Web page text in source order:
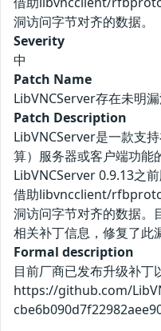
洞访问字节对齐的数据。
Severity
中
Patch Name
LibVNCServer存在未明
Patch Description
LibVNCServer是一款支
算）服务器或客户端功能
LibVNCServer 0.9.13之
借助libvncclient/
洞访问字节对齐的数据。
相关补丁信息，修复了此
Formal description
目前厂商已发布升级补丁
https://github.com/